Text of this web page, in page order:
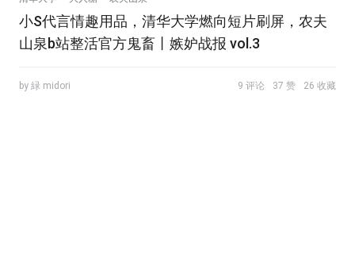
小S代言情趣用品，清华大学燃向短片刷屏，农夫
山泉b站整活官方鬼畜丨嫉妒战报 vol.3
by 緑 midori 9 评论 37 赞 26 收藏